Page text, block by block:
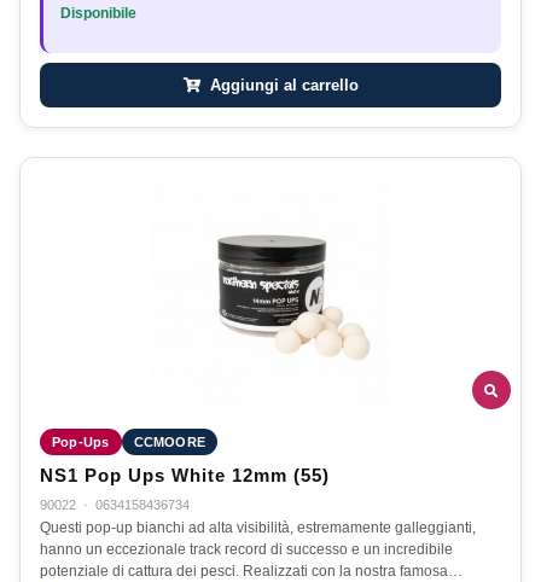
Disponibile
Aggiungi al carrello
Pop-Ups CCMOORE
NS1 Pop Ups White 12mm (55)
90022 · 0634158436734
Questi pop-up bianchi ad alta visibilità, estremamente galleggianti,
hanno un eccezionale track record di successo e un incredibile
potenziale di cattura dei pesci. Realizzati con la nostra famosa…